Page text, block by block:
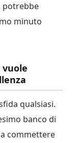
potrebbe
minuto
vuole
qualsiasi.
banco di
commettere